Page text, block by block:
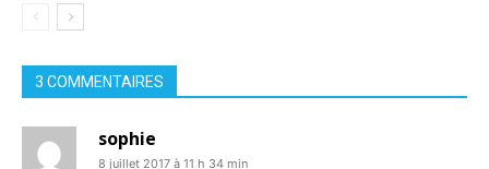
3 COMMENTAIRES
sophie
8 juillet 2017 à 11 h 34 min